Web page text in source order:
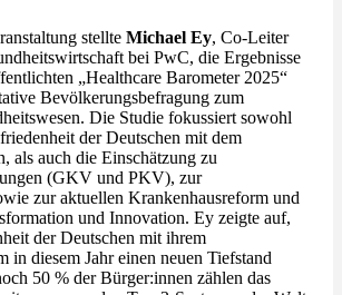
stellte Michael Ey, Co-Leiter
bei PwC, die Ergebnisse
„Healthcare Barometer 2025“
Bevölkerungsbefragung zum
Die Studie fokussiert sowohl
der Deutschen mit dem
als auch die Einschätzung zu
(GKV und PKV), zur
zur aktuellen Krankenhausreform und
und Innovation. Ey zeigte auf,
der Deutschen mit ihrem
in diesem Jahr einen neuen Tiefstand
50 % der Bürger:innen zählen das